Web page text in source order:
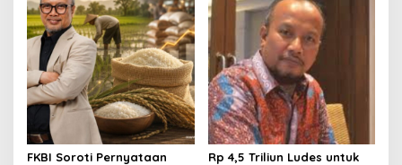
FKBI Soroti Pernyataan
Rp 4,5 Triliun Ludes untuk